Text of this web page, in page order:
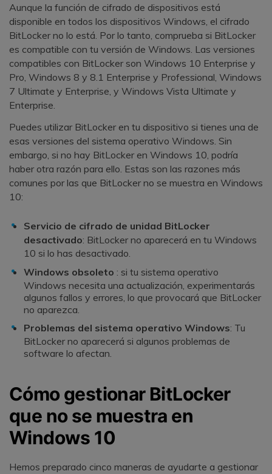
Aunque la función de cifrado de dispositivos está
disponible en todos los dispositivos Windows, el cifrado
BitLocker no lo está. Por lo tanto, comprueba si BitLocker
es compatible con tu versión de Windows. Las versiones
compatibles con BitLocker son Windows 10 Enterprise y
Pro, Windows 8 y 8.1 Enterprise y Professional, Windows
7 Ultimate y Enterprise, y Windows Vista Ultimate y
Enterprise.
Puedes utilizar BitLocker en tu dispositivo si tienes una de
esas versiones del sistema operativo Windows. Sin
embargo, si no hay BitLocker en Windows 10, podría
haber otra razón para ello. Estas son las razones más
comunes por las que BitLocker no se muestra en Windows
10:
Servicio de cifrado de unidad BitLocker
desactivado: BitLocker no aparecerá en tu Windows
10 si lo has desactivado.
Windows obsoleto : si tu sistema operativo
Windows necesita una actualización, experimentarás
algunos fallos y errores, lo que provocará que BitLocker
no aparezca.
Problemas del sistema operativo Windows: Tu
BitLocker no aparecerá si algunos problemas de
software lo afectan.
Cómo gestionar BitLocker
que no se muestra en
Windows 10
Hemos preparado cinco maneras de ayudarte a gestionar